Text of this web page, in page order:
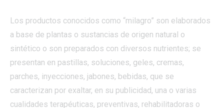
Los productos conocidos como “milagro” son elaborados
a base de plantas o sustancias de origen natural o
sintético o son preparados con diversos nutrientes; se
presentan en pastillas, soluciones, geles, cremas,
parches, inyecciones, jabones, bebidas, que se
caracterizan por exaltar, en su publicidad, una o varias
cualidades terapéuticas, preventivas, rehabilitadoras o